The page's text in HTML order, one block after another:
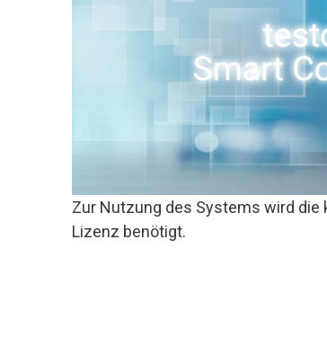
Zur Nutzung des Systems wird
Lizenz benötigt.​